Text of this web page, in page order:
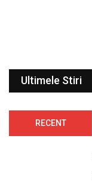
Ultimele Stiri
RECENT